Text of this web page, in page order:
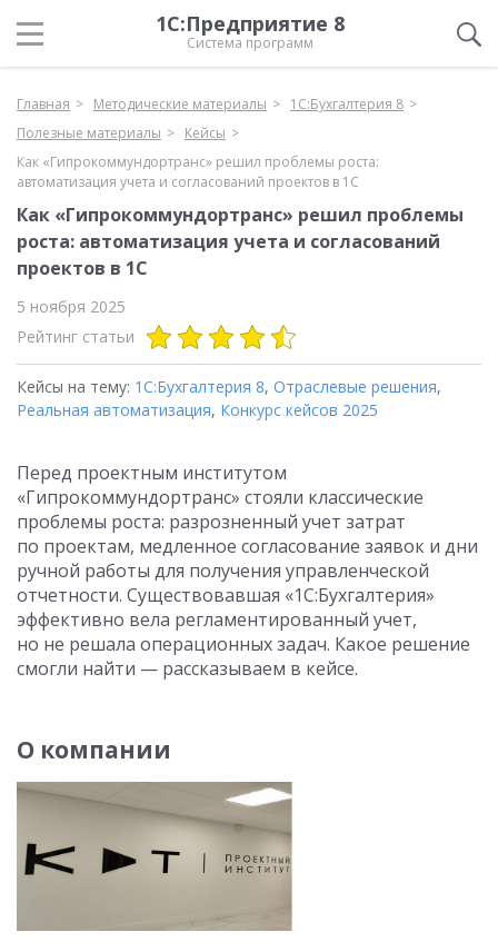
1С:Предприятие 8
Система программ
Главная Методические материалы
1С:Бухгалтерия 8
Полезные материалы
Кейсы
Как «Гипрокоммундортранс» решил проблемы роста:
автоматизация учета и согласований проектов в 1С
Как «Гипрокоммундортранс» решил проблемы
роста: автоматизация учета и согласований
проектов в 1С
5 ноября 2025
Рейтинг статьи
Кейсы на тему: 1С:Бухгалтерия 8, Отраслевые решения,
Реальная автоматизация, Конкурс кейсов 2025
Перед проектным институтом
«Гипрокоммундортранс» стояли классические
проблемы роста: разрозненный учет затрат
по проектам, медленное согласование заявок и дни
ручной работы для получения управленческой
отчетности. Существовавшая «1С:Бухгалтерия»
эффективно вела регламентированный учет,
но не решала операционных задач. Какое решение
смогли найти — рассказываем в кейсе.
О компании